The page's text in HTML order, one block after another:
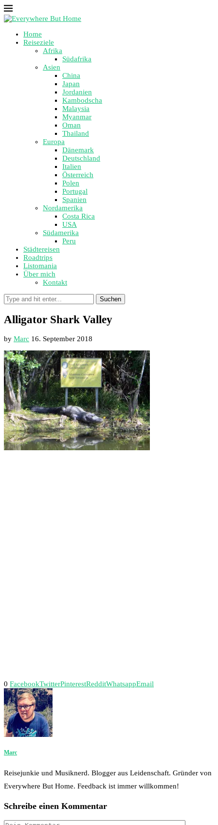
Home
Reiseziele
Afrika
Südafrika
Asien
China
Japan
Jordanien
Kambodscha
Malaysia
Myanmar
Oman
Thailand
Europa
Dänemark
Deutschland
Italien
Österreich
Polen
Portugal
Spanien
Nordamerika
Costa Rica
USA
Südamerika
Peru
Städtereisen
Roadtrips
Listomania
Über mich
Kontakt
Suchen
Alligator Shark Valley
by Marc 16. September 2018
0 FacebookTwitterPinterestRedditWhatsappEmail
Marc
Reisejunkie und Musiknerd. Blogger aus Leidenschaft. Gründer von
Everywhere But Home. Feedback ist immer willkommen!
Schreibe einen Kommentar